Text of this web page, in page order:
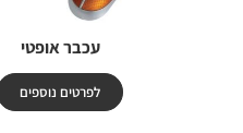
עכבר אופטי
לפרטים נוספים